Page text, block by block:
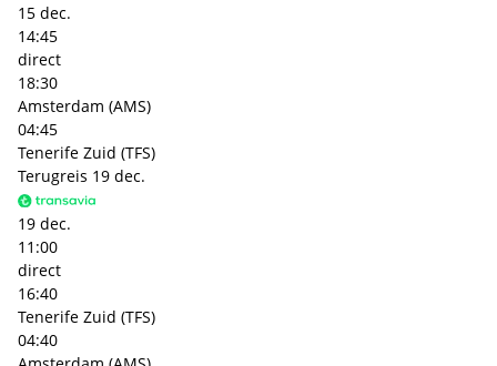
15 dec.
14:45
direct
18:30
Amsterdam (AMS)
04:45
Tenerife Zuid (TFS)
Terugreis 19 dec.
19 dec.
11:00
direct
16:40
Tenerife Zuid (TFS)
04:40